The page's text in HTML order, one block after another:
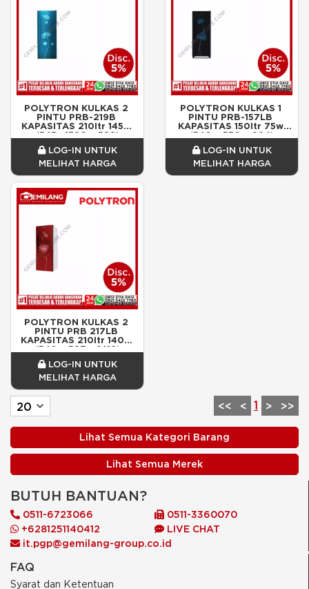
POLYTRON KULKAS 2
PINTU PRB-219B
KAPASITAS 210ltr 145w
(545x 1380 x 588)
LOG-IN UNTUK
MELIHAT HARGA
POLYTRON KULKAS 1
PINTU PRB-157LB
KAPASITAS 150ltr 75w
(540 x 530 x 994)
LOG-IN UNTUK
MELIHAT HARGA
POLYTRON KULKAS 2
PINTU PRB 217LB
KAPASITAS 210ltr 140w
(540 x 587 x 1412)
LOG-IN UNTUK
MELIHAT HARGA
<< < 1 > >>
Lihat Semua Kategori Barang
Lihat Semua Merek
BUTUH BANTUAN?
0511-6723066
0511-3360070
+6281251140412
LIVE CHAT
it.pgp@gemilang-group.co.id
FAQ
Syarat dan Ketentuan